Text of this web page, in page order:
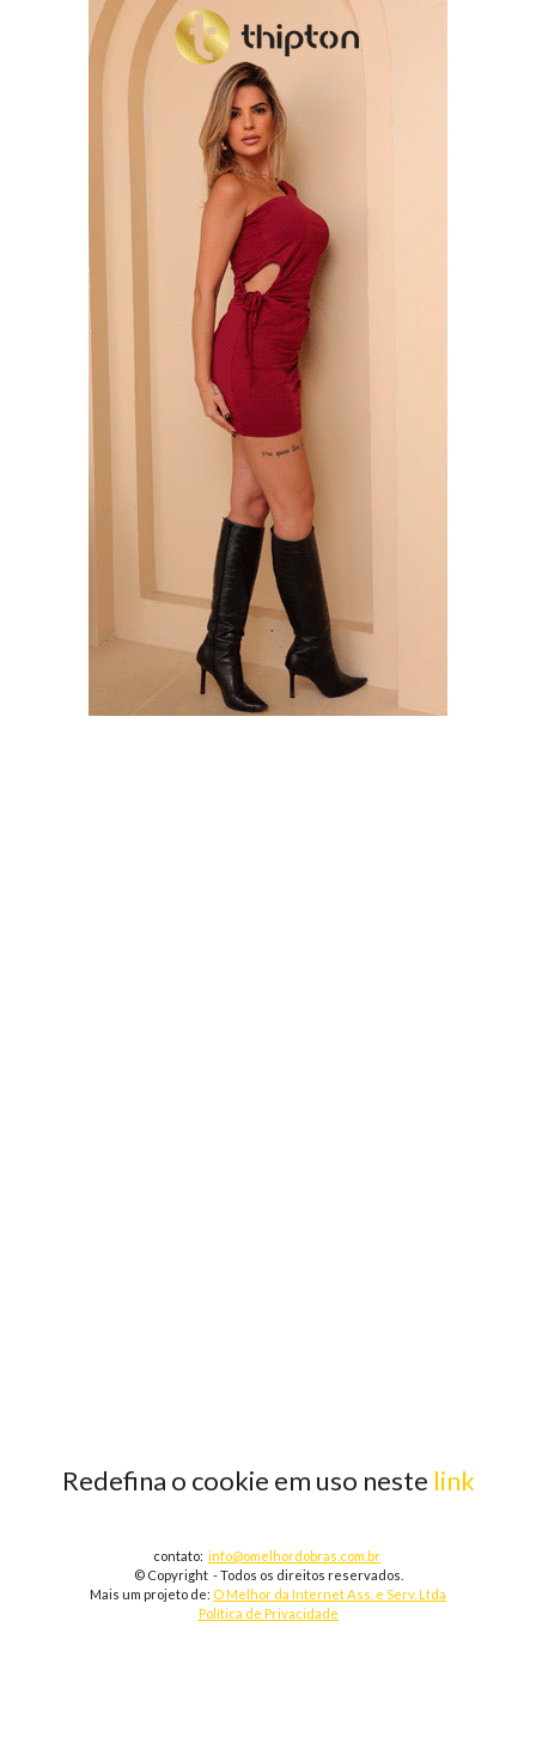
Redefina o cookie em uso neste link
contato: info@omelhordobras.com.br
© Copyright - Todos os direitos reservados.
Mais um projeto de: O Melhor da Internet Ass. e Serv. Ltda
Política de Privacidade